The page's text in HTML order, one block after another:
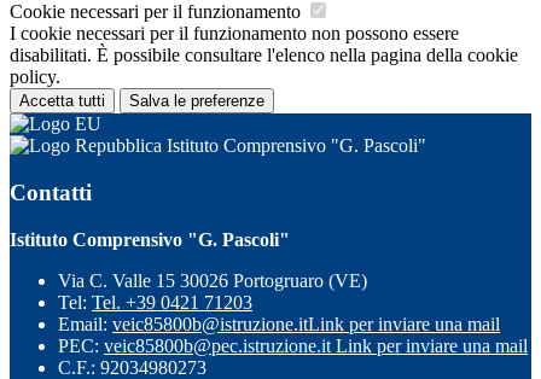
Cookie necessari per il funzionamento
I cookie necessari per il funzionamento non possono essere
disabilitati. È possibile consultare l'elenco nella pagina della cookie
policy.
Accetta tutti Salva le preferenze
Istituto Comprensivo "G. Pascoli"
Contatti
Istituto Comprensivo "G. Pascoli"
Via C. Valle 15 30026 Portogruaro (VE)
Tel: Tel. +39 0421 71203
Email: veic85800b@istruzione.itLink per inviare una mail
PEC: veic85800b@pec.istruzione.it Link per inviare una mail
C.F.: 92034980273